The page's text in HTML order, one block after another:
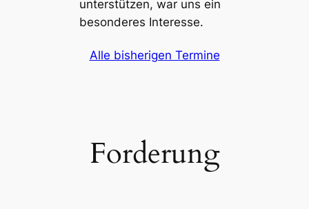
unterstützen, war uns ein
besonderes Interesse.
Alle bisherigen Termine
Forderung